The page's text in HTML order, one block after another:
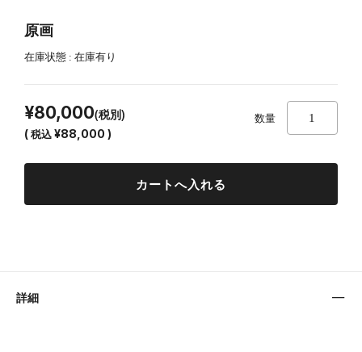
原画
在庫状態 : 在庫有り
¥80,000(税別)
(税込¥88,000 )
数量
詳細